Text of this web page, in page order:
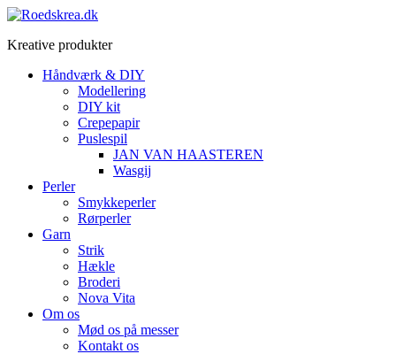
Videre
indhold
Kreative produkter
Håndværk & DIY
Modellering
DIY kit
Crepepapir
Puslespil
JAN VAN HAASTEREN
Wasgij
Perler
Smykkeperler
Rørperler
Garn
Strik
Hækle
Broderi
Nova Vita
Om os
Mød os på messer
Kontakt os